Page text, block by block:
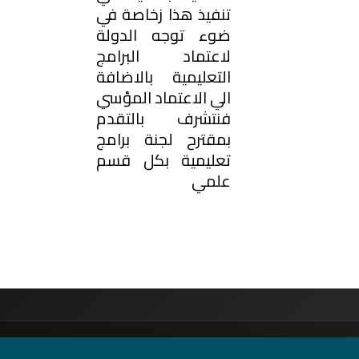
تنفيذ هذا زخاصة في
ضوء توجه الدولة
لاعتماد البرامج
التعليمية بالاضافة
الي الاعتماد المؤسي
فنتشرف بالتقدم
بمقترح لجنة برامج
تعليمية بكل قسم
علمي